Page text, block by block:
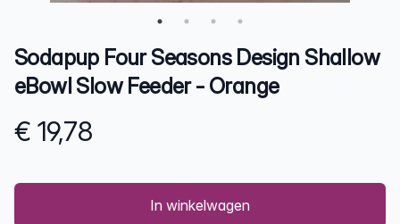
Sodapup Four Seasons Design Shallow
eBowl Slow Feeder - Orange
Product information
€ 19,78
In winkelwagen